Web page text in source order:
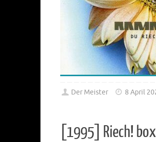
Der Meister 8 April
[1995] Riech! box